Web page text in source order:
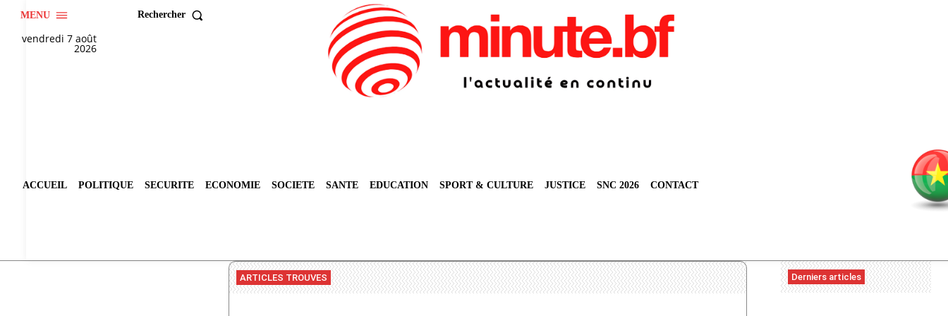
MENU Rechercher
vendredi 7 août
2026
ACCUEIL POLITIQUE SECURITE ECONOMIE SOCIETE SANTE EDUCATION SPORT & CULTURE JUSTICE SNC 2026 CONTACT
ARTICLES TROUVES Derniers articles